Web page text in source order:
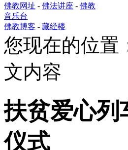
佛教网址 - 佛法讲座 - 佛教
音乐台
佛教博客 - 藏经楼
您现在的位置
文内容
扶贫爱心列
仪式